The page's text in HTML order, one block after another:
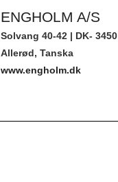
ENGHOLM A/S
Solvang 40-42 | DK- 3450
Allerød, Tanska
www.engholm.dk